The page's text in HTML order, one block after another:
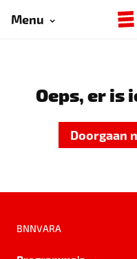
Menu
Oeps, er is
Doorgaan
BNNVARA